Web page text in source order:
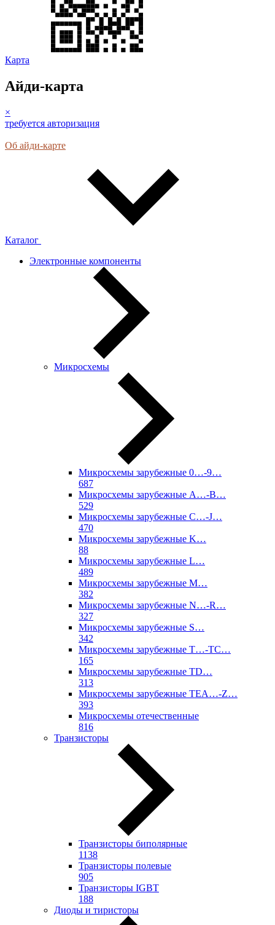
Карта
Айди-карта
×
требуется авторизация
Об айди-карте
Каталог
Электронные компоненты
Микросхемы
Микросхемы зарубежные 0…-9…
687
Микросхемы зарубежные A…-B…
529
Микросхемы зарубежные C…-J…
470
Микросхемы зарубежные K…
88
Микросхемы зарубежные L…
489
Микросхемы зарубежные M…
382
Микросхемы зарубежные N…-R…
327
Микросхемы зарубежные S…
342
Микросхемы зарубежные T…-TC…
165
Микросхемы зарубежные TD…
313
Микросхемы зарубежные TEA…-Z…
393
Микросхемы отечественные
816
Транзисторы
Транзисторы биполярные
1138
Транзисторы полевые
905
Транзисторы IGBT
188
Диоды и тиристоры